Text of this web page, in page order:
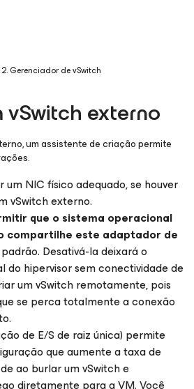
Gerenciador de vSwitch
externo
um assistente de criação permite
NIC físico adequado, se houver
vSwitch externo.
que o sistema operacional
compartilhe este adaptador de
Desativá-la deixará o
do hipervisor sem conectividade de
um vSwitch remotamente, pois
se perca totalmente a conexão
de E/S de raiz única) permite
que aumente a taxa de
ao burlar um vSwitch e
diretamente para a VM. Você